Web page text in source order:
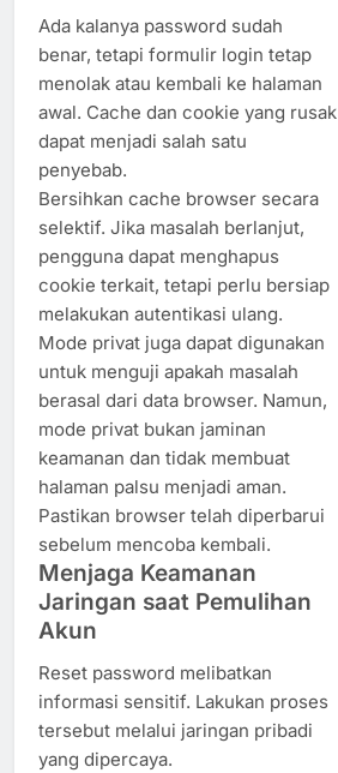
Ada kalanya password sudah
benar, tetapi formulir login tetap
menolak atau kembali ke halaman
awal. Cache dan cookie yang rusak
dapat menjadi salah satu
penyebab.
Bersihkan cache browser secara
selektif. Jika masalah berlanjut,
pengguna dapat menghapus
cookie terkait, tetapi perlu bersiap
melakukan autentikasi ulang.
Mode privat juga dapat digunakan
untuk menguji apakah masalah
berasal dari data browser. Namun,
mode privat bukan jaminan
keamanan dan tidak membuat
halaman palsu menjadi aman.
Pastikan browser telah diperbarui
sebelum mencoba kembali.
Menjaga Keamanan
Jaringan saat Pemulihan
Akun
Reset password melibatkan
informasi sensitif. Lakukan proses
tersebut melalui jaringan pribadi
yang dipercaya.